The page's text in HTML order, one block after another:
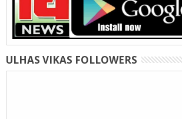
ULHAS VIKAS FOLLOWERS